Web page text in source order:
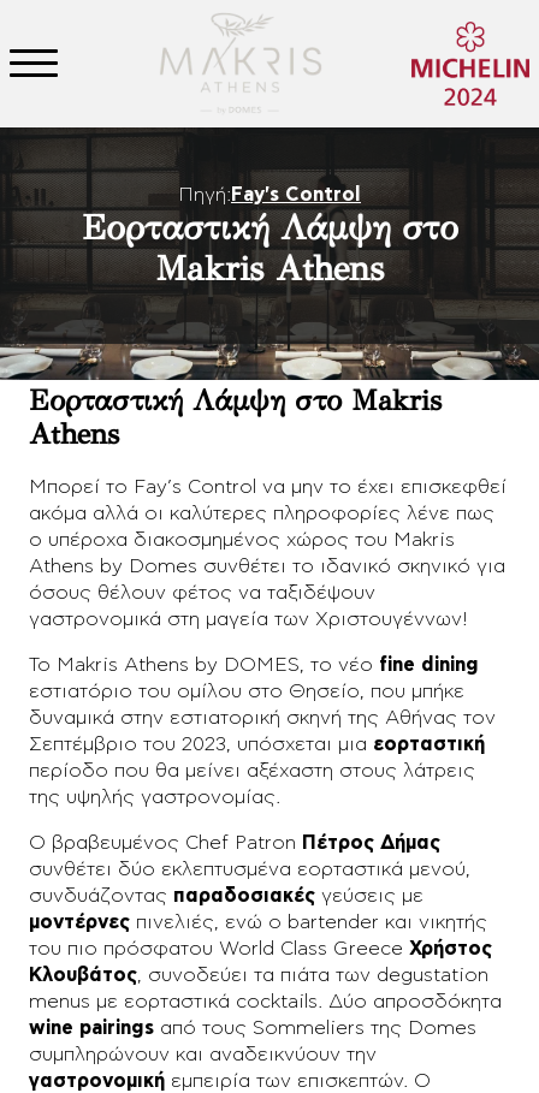
Πηγή: Fay's Control
Εορταστική Λάμψη στο
Makris Athens
Εορταστική Λάμψη στο Makris
Athens
Μπορεί το Fay’s Control να μην το έχει επισκεφθεί
ακόμα αλλά οι καλύτερες πληροφορίες λένε πως
ο υπέροχα διακοσμημένος χώρος του Makris
Athens by Domes συνθέτει το ιδανικό σκηνικό για
όσους θέλουν φέτος να ταξιδέψουν
γαστρονομικά στη μαγεία των Χριστουγέννων!
Το Makris Athens by DOMES, το νέο fine dining
εστιατόριο του ομίλου στο Θησείο, που μπήκε
δυναμικά στην εστιατορική σκηνή της Αθήνας τον
Σεπτέμβριο του 2023, υπόσχεται μια εορταστική
περίοδο που θα μείνει αξέχαστη στους λάτρεις
της υψηλής γαστρονομίας.
Ο βραβευμένος Chef Patron Πέτρος Δήμας
συνθέτει δύο εκλεπτυσμένα εορταστικά μενού,
συνδυάζοντας παραδοσιακέςγεύσεις με
μοντέρνες πινελιές, ενώ ο bartender και νικητής
του πιο πρόσφατου World Class GreeceΧρήστος
Κλουβάτος, συνοδεύει τα πιάτα των degustation
menus με εορταστικά cocktails. Δύο απροσδόκητα
wine pairings από τους Sommeliers της Domes
συμπληρώνουν και αναδεικνύουν την
γαστρονομική εμπειρία των επισκεπτών. Ο